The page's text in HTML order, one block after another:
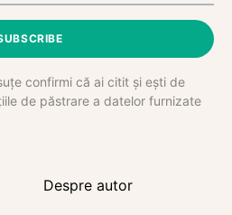
confirmi că ai citit și ești de
de păstrare a datelor furnizate
Despre autor